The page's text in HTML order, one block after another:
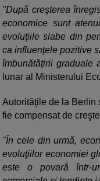
"După creşterea
economice sunt
evoluţiile slabe din
ca influenţele pozitive
îmbunătăţirii graduale
lunar al Ministerului
Autorităţile de la Berlin
fie compensat de
"În cele din urmă,
evoluţiilor economiei
este o povară într-